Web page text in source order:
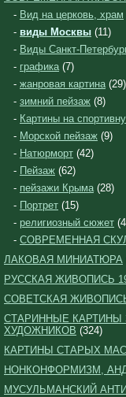
- Вид на церковь, храм
- виды Москвы (11)
- Виды Санкт-
- графика(7)
- жанровая картина(29)
- зимний пейзаж (8)
- Картины на
- Морской пейзаж (9)
- Натюрморт (42)
- Пейзаж (62)
- пейзажи Крыма(28)
- Портрет (15)
- религиозный сюжет
- СОВРЕМЕННАЯ
ЛАКОВАЯ МИНИАТЮРА
РУССКАЯ ЖИВОПИСЬ 19
СОВЕТСКАЯ
СТАРИННЫЕ
ХУДОЖНИКОВ (324)
КАРТИНЫ СТАРЫХ
НОНКОНФОРМИЗМ,
МУСУЛЬМАНСКИЙ